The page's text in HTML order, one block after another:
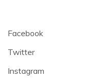
Facebook
Twitter
Instagram